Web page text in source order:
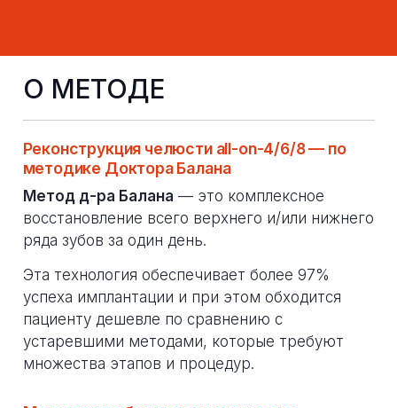
О МЕТОДЕ
Реконструкция челюсти all-on-4/6/8 — по
методике Доктора Балана
Метод д-ра Балана — это комплексное
восстановление всего верхнего и/или нижнего
ряда зубов за один день.
Эта технология обеспечивает более 97%
успеха имплантации и при этом обходится
пациенту дешевле по сравнению с
устаревшими методами, которые требуют
множества этапов и процедур.